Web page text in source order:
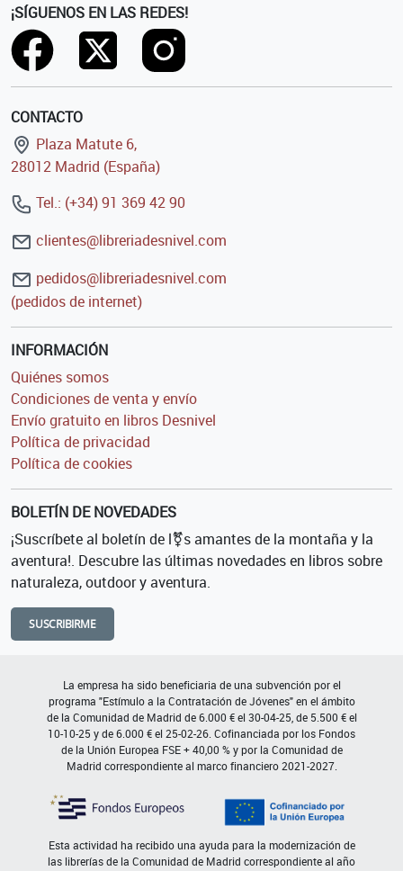
¡SÍGUENOS EN LAS REDES!
CONTACTO
Plaza Matute 6,
28012 Madrid (España)
Tel.: (+34) 91 369 42 90
clientes@libreriadesnivel.com
pedidos@libreriadesnivel.com
(pedidos de internet)
INFORMACIÓN
Quiénes somos
Condiciones de venta y envío
Envío gratuito en libros Desnivel
Política de privacidad
Política de cookies
BOLETÍN DE NOVEDADES
¡Suscríbete al boletín de l⚧s amantes de la montaña y la
aventura!. Descubre las últimas novedades en libros sobre
naturaleza, outdoor y aventura.
SUSCRIBIRME
La empresa ha sido beneficiaria de una subvención por el
programa "Estímulo a la Contratación de Jóvenes" en el ámbito
de la Comunidad de Madrid de 6.000 € el 30-04-25, de 5.500 € el
10-10-25 y de 6.000 € el 25-02-26. Cofinanciada por los Fondos
de la Unión Europea FSE + 40,00 % y por la Comunidad de
Madrid correspondiente al marco financiero 2021-2027.
Esta actividad ha recibido una ayuda para la modernización de
las librerías de la Comunidad de Madrid correspondiente al año